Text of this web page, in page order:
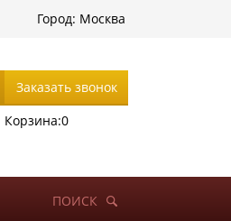
Город: Москва
Заказать звонок
Корзина:0
ПОИСК